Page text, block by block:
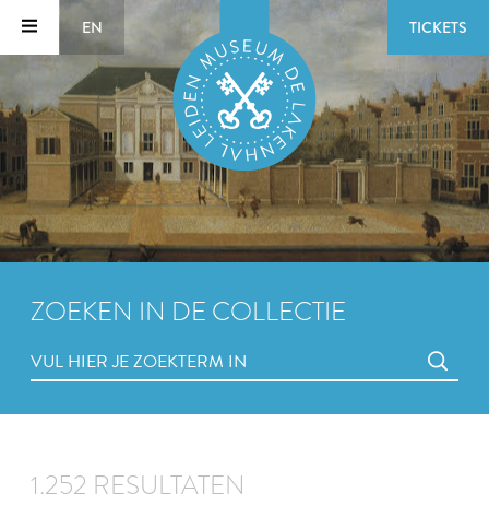
EN TICKETS
ZOEKEN IN DE COLLECTIE
1.252 RESULTATEN